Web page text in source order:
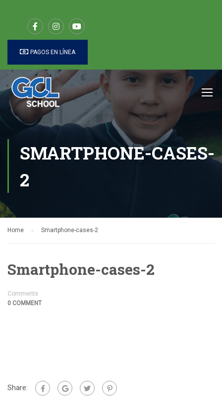
PAGOS EN LÍNEA
SMARTPHONE-CASES-
2
Home Smartphone-cases-2
Smartphone-cases-2
Comments
0 COMMENT
Share: